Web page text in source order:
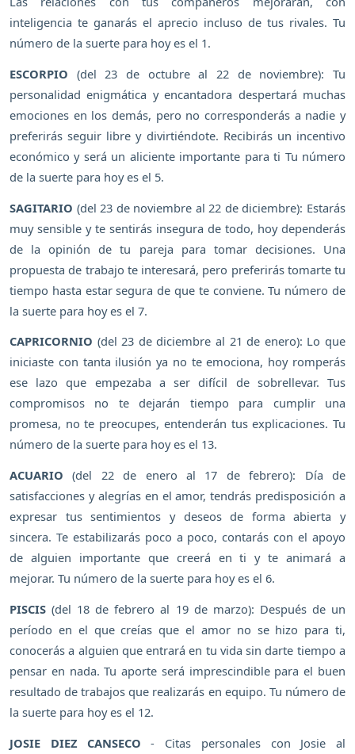
inteligencia te ganarás el aprecio incluso de tus rivales. Tu
número de la suerte para hoy es el 1.
ESCORPIO (del 23 de octubre al 22 de noviembre): Tu
personalidad enigmática y encantadora despertará muchas
emociones en los demás, pero no corresponderás a nadie y
preferirás seguir libre y divirtiéndote. Recibirás un incentivo
económico y será un aliciente importante para ti Tu número
de la suerte para hoy es el 5.
SAGITARIO (del 23 de noviembre al 22 de diciembre): Estarás
muy sensible y te sentirás insegura de todo, hoy dependerás
de la opinión de tu pareja para tomar decisiones. Una
propuesta de trabajo te interesará, pero preferirás tomarte tu
tiempo hasta estar segura de que te conviene. Tu número de
la suerte para hoy es el 7.
CAPRICORNIO (del 23 de diciembre al 21 de enero): Lo que
iniciaste con tanta ilusión ya no te emociona, hoy romperás
ese lazo que empezaba a ser difícil de sobrellevar. Tus
compromisos no te dejarán tiempo para cumplir una
promesa, no te preocupes, entenderán tus explicaciones. Tu
número de la suerte para hoy es el 13.
ACUARIO (del 22 de enero al 17 de febrero): Día de
satisfacciones y alegrías en el amor, tendrás predisposición a
expresar tus sentimientos y deseos de forma abierta y
sincera. Te estabilizarás poco a poco, contarás con el apoyo
de alguien importante que creerá en ti y te animará a
mejorar. Tu número de la suerte para hoy es el 6.
PISCIS (del 18 de febrero al 19 de marzo): Después de un
período en el que creías que el amor no se hizo para ti,
conocerás a alguien que entrará en tu vida sin darte tiempo a
pensar en nada. Tu aporte será imprescindible para el buen
resultado de trabajos que realizarás en equipo. Tu número de
la suerte para hoy es el 12.
JOSIE DIEZ CANSECO - Citas personales con Josie al